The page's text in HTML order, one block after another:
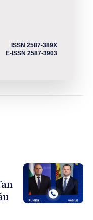
ISSN 2587-389X
E-ISSN 2587-3903